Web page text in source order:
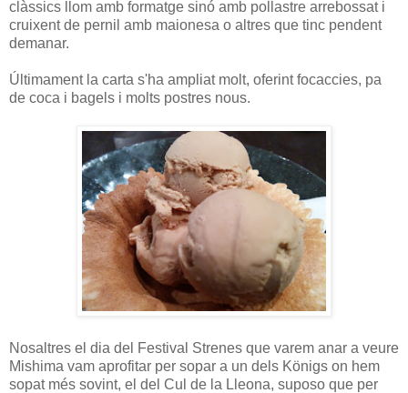
clàssics llom amb formatge sinó amb pollastre arrebossat i
cruixent de pernil amb maionesa o altres que tinc pendent
demanar.
Últimament la carta s'ha ampliat molt, oferint focaccies, pa
de coca i bagels i molts postres nous.
Nosaltres el dia del Festival Strenes que varem anar a veure
Mishima vam aprofitar per sopar a un dels Königs on hem
sopat més sovint, el del Cul de la Lleona, suposo que per